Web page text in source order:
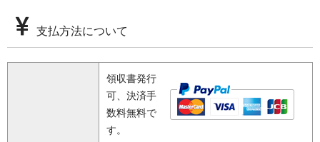
支払方法について
領収書発行
可、決済手
数料無料で
す。